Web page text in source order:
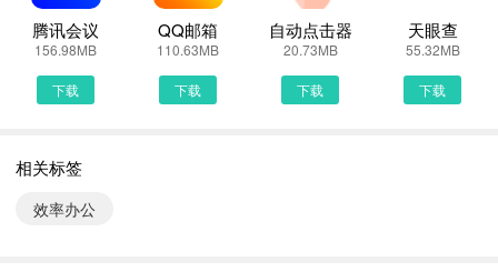
现，团队即时协同互动，无缝协作。
Al帮你创作，灵感无限：创意构思、方案策划、信息整理，Al帮你唤
醒灵感一刻；丰富内容、改写语气、润色文案，创作本就如此轻松。
【高效开会就用 会议AI】
观点碰撞清晰有序，同时实时识别会议语音并呈现字幕，嘈杂环境或
与实时问答，用AI重塑会议互动体验，提升效率。
腾讯会议
156.98MB
下载
QQ邮箱
110.63MB
下载
自动点击器
20.73MB
下载
天眼查
55.32MB
下载
相关标签
效率办公